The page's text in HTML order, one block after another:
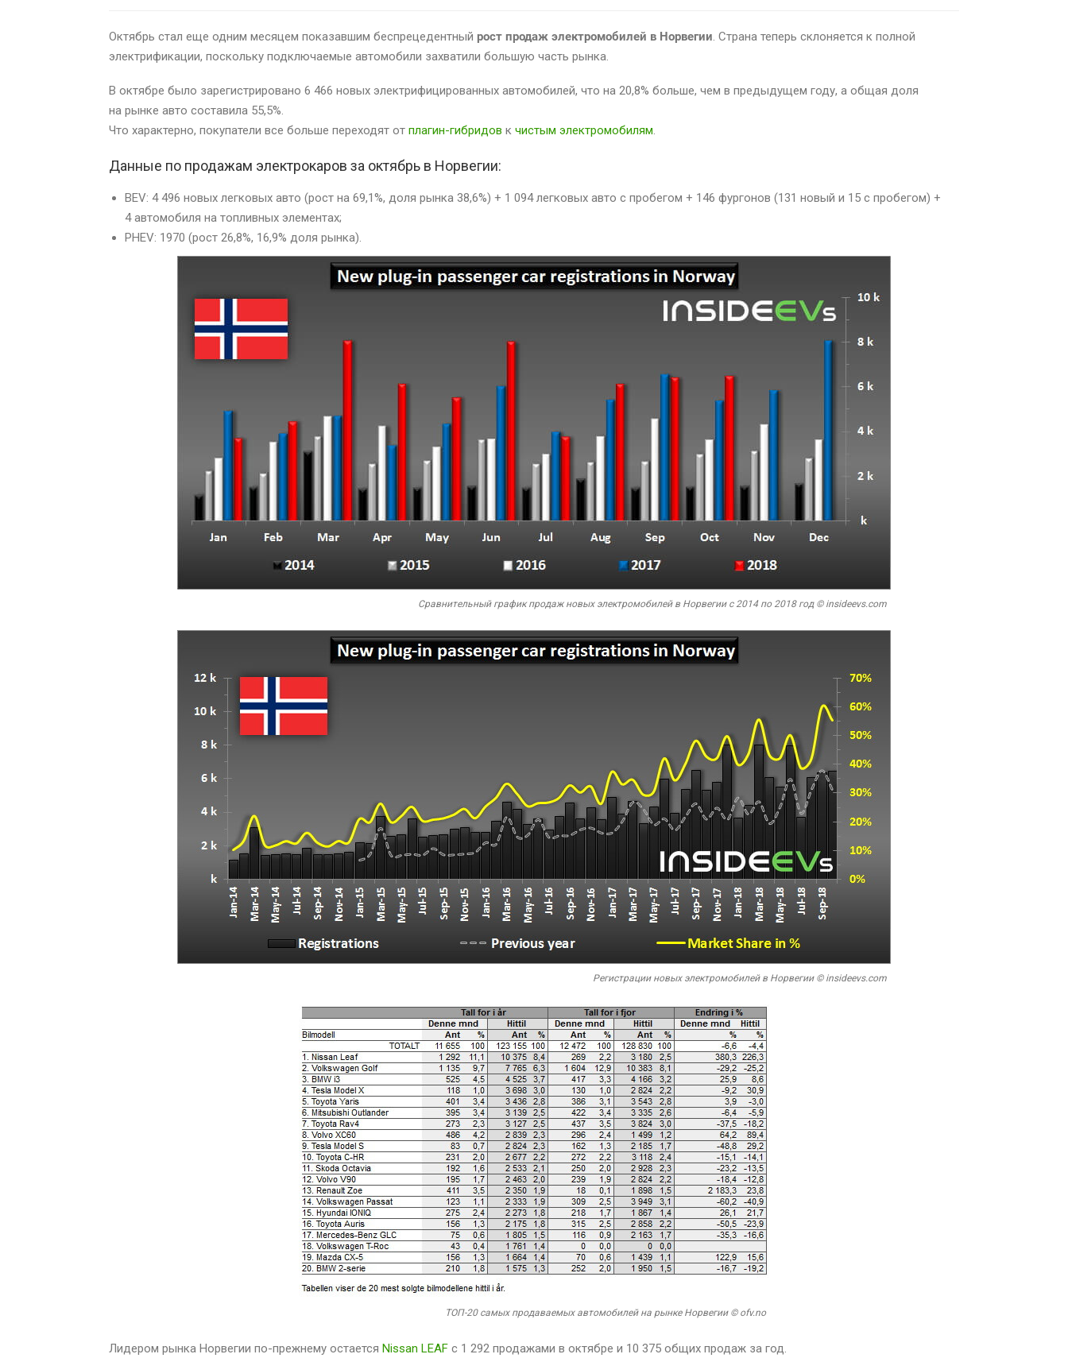
Октябрь стал еще одним месяцем показавшим беспрецедентный рост продаж электромобилей в Норвегии. Страна теперь склоняется к полной
электрификации, поскольку подключаемые автомобили захватили большую часть рынка.
В октябре было зарегистрировано 6 466 новых электрифицированных автомобилей, что на 20,8% больше, чем в предыдущем году, а общая доля
на рынке авто составила 55,5%.
Что характерно, покупатели все больше переходят от плагин-гибридов к чистым электромобилям.
Данные по продажам электрокаров за октябрь в Норвегии:
BEV: 4 496 новых легковых авто (рост на 69,1%, доля рынка 38,6%) + 1 094 легковых авто с пробегом + 146 фургонов (131 новый и 15 с пробегом) +
4 автомобиля на топливных элементах;
PHEV: 1970 (рост 26,8%, 16,9% доля рынка).
Сравнительный график продаж новых электромобилей в Норвегии с 2014 по 2018 год © insideevs.com
Регистрации новых электромобилей в Норвегии © insideevs.com
ТОП-20 самых продаваемых автомобилей на рынке Норвегии © ofv.no
Лидером рынка Норвегии по-прежнему остается Nissan LEAF с 1 292 продажами в октябре и 10 375 общих продаж за год.